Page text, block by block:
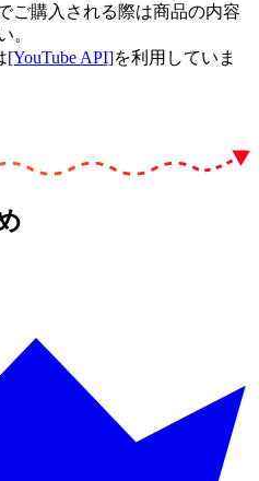
ご購入される際は商品の内容
。
[YouTube API]を利用していま